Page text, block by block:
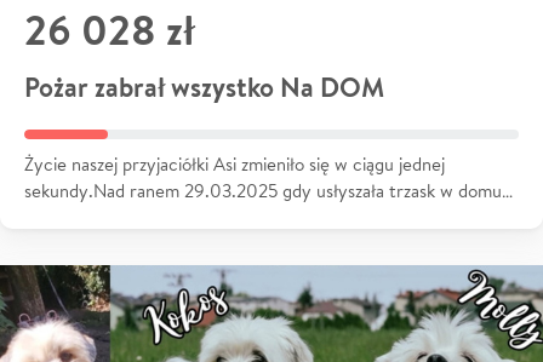
26 028 zł
Pożar zabrał wszystko Na DOM
Życie naszej przyjaciółki Asi zmieniło się w ciągu jednej
sekundy.Nad ranem 29.03.2025 gdy usłyszała trzask w domu…